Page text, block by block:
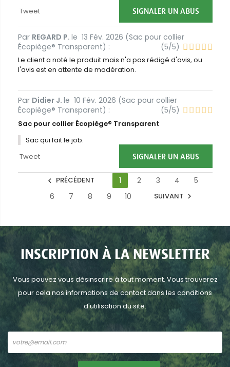
Tweet
SIGNALER UN ABUS
Par REGARD P. le 13 Fév. 2026 (Sac pour collier
Écopiège® Transparent) : (5/5)
Le client a noté le produit mais n'a pas rédigé d'avis, ou
l'avis est en attente de modération.
Par Didier J. le 10 Fév. 2026 (Sac pour collier
Écopiège® Transparent) : (5/5)
Sac pour collier Écopiège® Transparent
Sac qui fait le job.
Tweet
SIGNALER UN ABUS
 PRÉCÉDENT 1 2 3 4
5
6
7 8 9 10 SUIVANT 
INSCRIPTION À LA NEWSLETTER
Vous pouvez vous désinscrire à tout moment. Vous trouverez
pour cela nos informations de contact dans les conditions
d'utilisation du site.